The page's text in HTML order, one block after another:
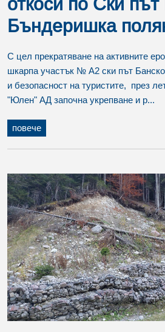
Бъндеришка
С цел прекратяване на активните
шкарпа участък № А2 ски път
и безопасност на туристите, през
"Юлен" АД започна укрепване и р...
повече